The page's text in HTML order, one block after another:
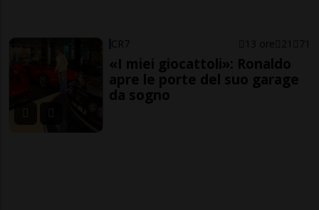
CR7 13 ore 21 71
«I miei giocattoli»: Ronaldo
apre le porte del suo garage
da sogno